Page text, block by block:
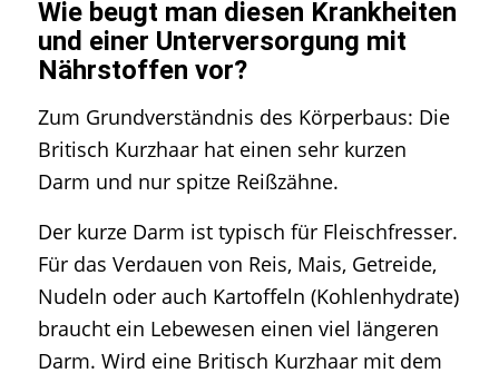
Wie beugt man diesen Krankheiten
und einer Unterversorgung mit
Nährstoffen vor?
Zum Grundverständnis des Körperbaus: Die
Britisch Kurzhaar hat einen sehr kurzen
Darm und nur spitze Reißzähne.
Der kurze Darm ist typisch für Fleischfresser.
Für das Verdauen von Reis, Mais, Getreide,
Nudeln oder auch Kartoffeln (Kohlenhydrate)
braucht ein Lebewesen einen viel längeren
Darm. Wird eine Britisch Kurzhaar mit dem